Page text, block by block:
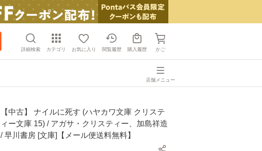
詳細検索 カテゴリ お気に入り 閲覧履歴 購入履歴 かご
店舗メニュー
【中古】 ナイルに死す (ハヤカワ文庫 クリステ
ィー文庫 15) / アガサ・クリスティー、加島祥造
/ 早川書房 [文庫]【メール便送料無料】